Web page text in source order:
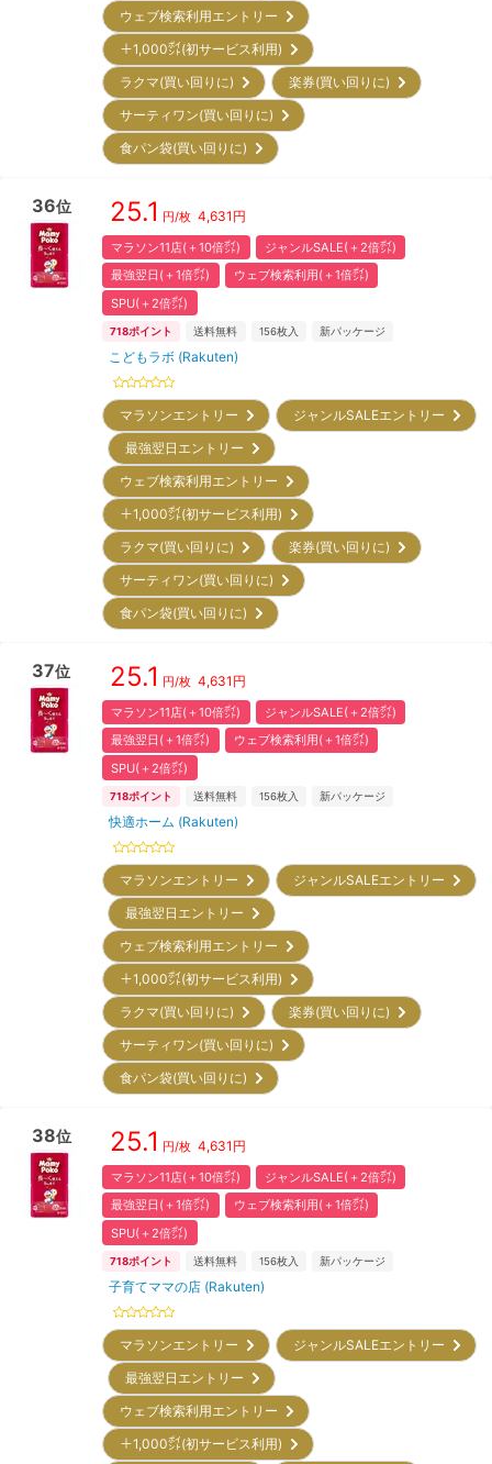
ウェブ検索利用エントリー
＋1,000㌽(初サービス利用)
ラクマ(買い回りに)
楽券(買い回りに)
サーティワン(買い回りに)
食パン袋(買い回りに)
36位 25.1 円/枚 4,631 円
マラソン11店(＋10倍㌽)
ジャンルSALE(＋2倍㌽)
最強翌日(＋1倍㌽)
ウェブ検索利用(＋1倍㌽)
SPU(＋2倍㌽)
718ポイント 送料無料 156枚入 新パッケージ
こどもラボ (Rakuten)
マラソンエントリー
ジャンルSALEエントリー
最強翌日エントリー
ウェブ検索利用エントリー
＋1,000㌽(初サービス利用)
ラクマ(買い回りに)
楽券(買い回りに)
サーティワン(買い回りに)
食パン袋(買い回りに)
37位 25.1 円/枚 4,631 円
マラソン11店(＋10倍㌽)
ジャンルSALE(＋2倍㌽)
最強翌日(＋1倍㌽)
ウェブ検索利用(＋1倍㌽)
SPU(＋2倍㌽)
718ポイント 送料無料 156枚入 新パッケージ
快適ホーム (Rakuten)
マラソンエントリー
ジャンルSALEエントリー
最強翌日エントリー
ウェブ検索利用エントリー
＋1,000㌽(初サービス利用)
ラクマ(買い回りに)
楽券(買い回りに)
サーティワン(買い回りに)
食パン袋(買い回りに)
38位 25.1 円/枚 4,631 円
マラソン11店(＋10倍㌽)
ジャンルSALE(＋2倍㌽)
最強翌日(＋1倍㌽)
ウェブ検索利用(＋1倍㌽)
SPU(＋2倍㌽)
718ポイント 送料無料 156枚入 新パッケージ
子育てママの店 (Rakuten)
マラソンエントリー
ジャンルSALEエントリー
最強翌日エントリー
ウェブ検索利用エントリー
＋1,000㌽(初サービス利用)